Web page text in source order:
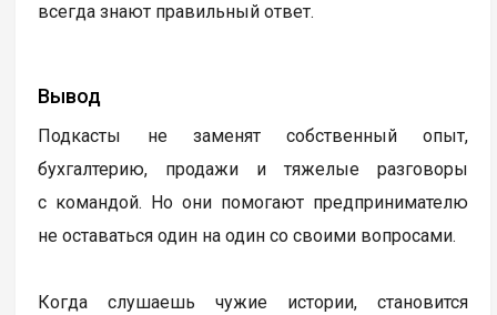
всегда знают правильный ответ.
Вывод
Подкасты не заменят собственный опыт,
бухгалтерию, продажи и тяжелые разговоры
с командой. Но они помогают предпринимателю
не оставаться один на один со своими вопросами.
Когда слушаешь чужие истории, становится